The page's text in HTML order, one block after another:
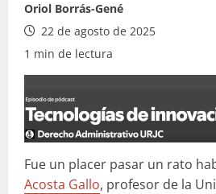
Oriol Borrás-Gené
22 de agosto de 2025
1 min de lectura
Fue un placer pasar un rato
Acosta Gallo, profesor de la